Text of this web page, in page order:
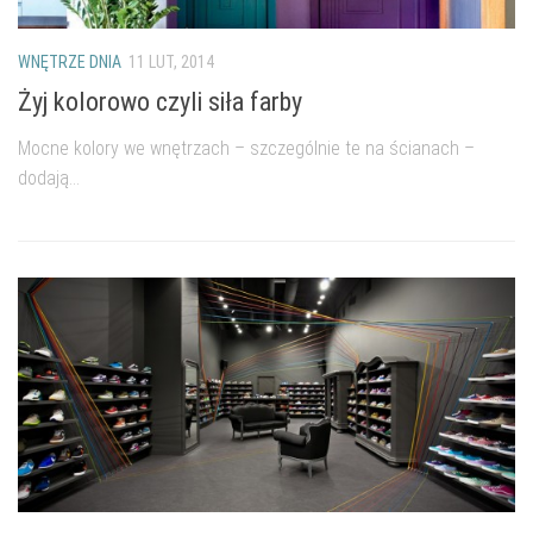
WNĘTRZE DNIA 11 LUT, 2014
Żyj kolorowo czyli siła farby
Mocne kolory we wnętrzach – szczególnie te na ścianach –
dodają...